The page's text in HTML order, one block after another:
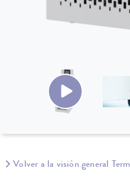
Volver a la visión general